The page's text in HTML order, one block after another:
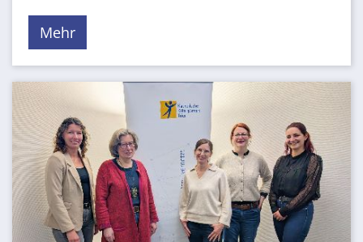
Mehr